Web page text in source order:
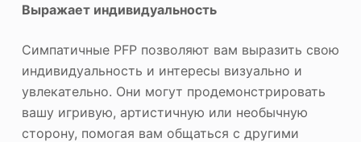
Выражает индивидуальность
Симпатичные PFP позволяют вам выразить свою
индивидуальность и интересы визуально и
увлекательно. Они могут продемонстрировать
вашу игривую, артистичную или необычную
сторону, помогая вам общаться с другими